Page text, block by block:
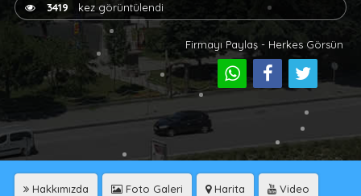
3419 kez görüntülendi
Firmayı Paylaş - Herkes Görsün
Hakkımızda Foto Galeri Harita Video